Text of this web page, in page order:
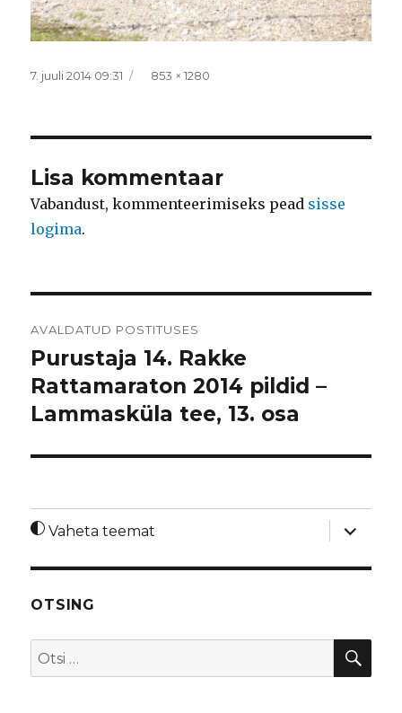
Postitatud
7. juuli 2014 09:31 Täissuurus
853 × 1280
Lisa kommentaar
Vabandust, kommenteerimiseks pead sisse
logima.
AVALDATUD POSTITUSES
Purustaja 14. Rakke
Rattamaraton 2014 pildid –
Lammasküla tee, 13. osa
Vaheta teemat
laienda
OTSING
Otsi: